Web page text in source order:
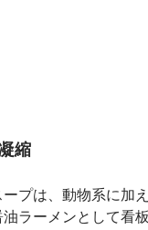
縮
プは、動物系に加
ラーメンとして看